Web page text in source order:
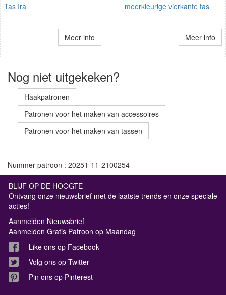
Tas Ira
Meer info
meerkleurige vierkante tas
Meer info
Nog niet uitgekeken?
Haakpatronen
Patronen voor het maken van accessoires
Patronen voor het maken van tassen
Nummer patroon : 20251-11-2100254
BLIJF OP DE HOOGTE
Ontvang onze nieuwsbrief met de laatste trends en onze speciale
acties!
Aanmelden Nieuwsbrief
Aanmelden Gratis Patroon op Maandag
Like ons op Facebook
Volg ons op Twitter
Pin ons op Pinterest